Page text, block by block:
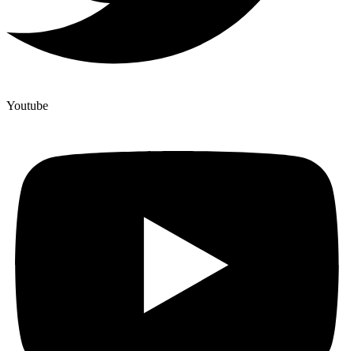
Youtube